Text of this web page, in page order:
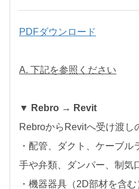
PDFダウンロード
A. 下記を参照ください
▼ Rebro → Revit
RebroからRevitへ受け渡し
・配管、ダクト、ケーブ
手や弁類、ダンパー、制気
・機器器具（2D部材を含む